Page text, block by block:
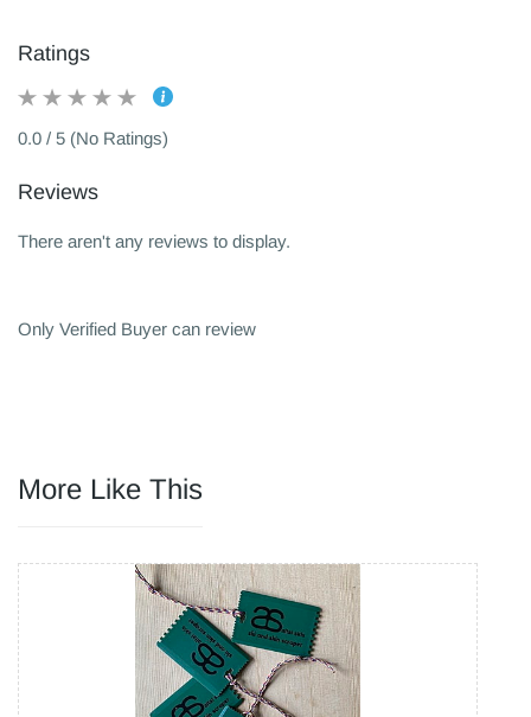
Ratings
0.0 / 5 (No Ratings)
Reviews
There aren't any reviews to display.
Only Verified Buyer can review
More Like This